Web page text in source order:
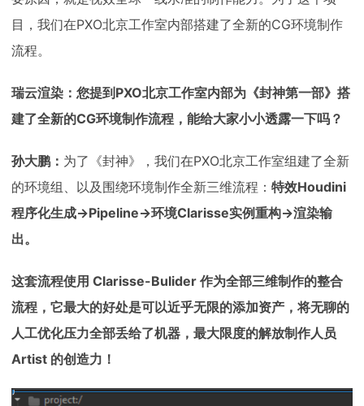
目，我们在PXO北京工作室内部搭建了全新的CG环境制作
流程。
瑞云渲染：您提到PXO北京工作室内部为《封神第一部》搭
建了全新的CG环境制作流程，能给大家小小透露一下吗？
孙大鹏： 为了《封神》，我们在PXO北京工作室组建了全新
的环境组、以及围绕环境制作全新三维流程： 特效Houdini
程序化生成→Pipeline→环境Clarisse实例重构→渲染输
出。
这套流程使用 Clarisse-Bulider 作为全部三维制作的整合
流程，它最大的好处是可以近乎无限的添加资产，将无聊的
人工优化压力全部丢给了机器，最大限度的解放制作人员
Artist 的创造力！